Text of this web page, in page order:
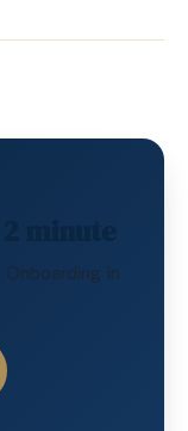
Onboarding în